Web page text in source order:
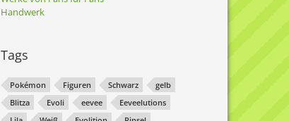
Handwerk
Tags
Pokémon Figuren Schwarz
gelb
Blitza
Evoli eevee
Eeveelutions